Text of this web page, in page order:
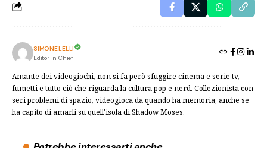
SIMONE LELLI
Editor in Chief
Amante dei videogiochi, non si fa però sfuggire cinema e serie tv,
fumetti e tutto ciò che riguarda la cultura pop e nerd. Collezionista con
seri problemi di spazio, videogioca da quando ha memoria, anche se
ha capito di amarli su quell'isola di Shadow Moses.